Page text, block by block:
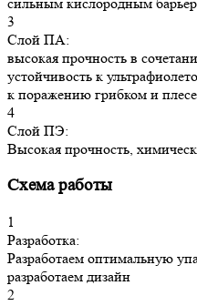
3
Слой ПА:
высокая прочность в
устойчивость к
к поражению грибком и
4
Слой ПЭ:
Высокая прочность,
Схема работы
1
Разработка:
Разработаем оптимальную
разработаем дизайн
2